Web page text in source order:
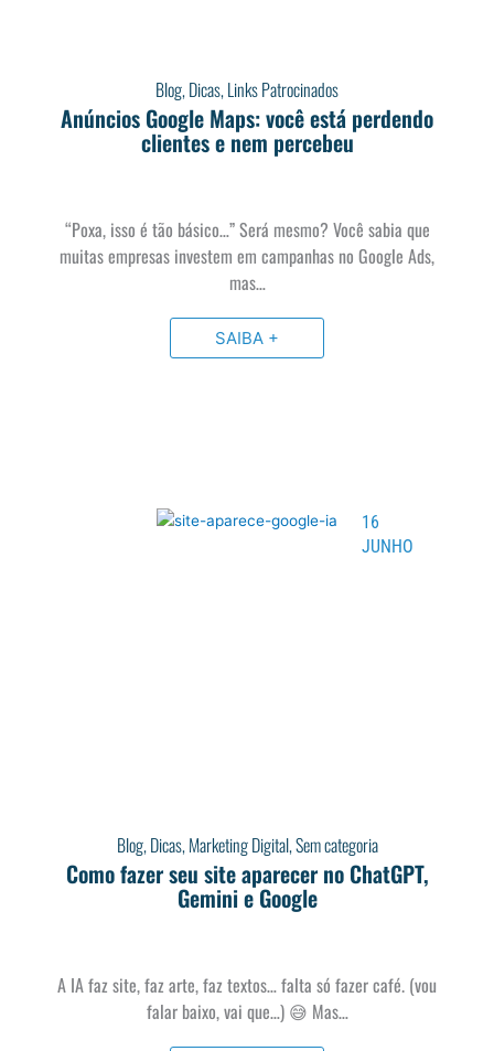
Blog,Dicas,Links Patrocinados
Anúncios Google Maps: você está perdendo
clientes e nem percebeu
“Poxa, isso é tão básico…” Será mesmo? Você sabia que
muitas empresas investem em campanhas no Google Ads,
mas…
SAIBA +
Blog,Dicas,Marketing Digital,Sem categoria
Como fazer seu site aparecer no ChatGPT,
Gemini e Google
16
JUNHO
A IA faz site, faz arte, faz textos… falta só fazer café. (vou
falar baixo, vai que…) 😅 Mas…